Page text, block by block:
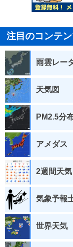
注目のコンテ
雨雲レー
天気図
PM2.5分
アメダス
2週間天気
気象予報
世界天気